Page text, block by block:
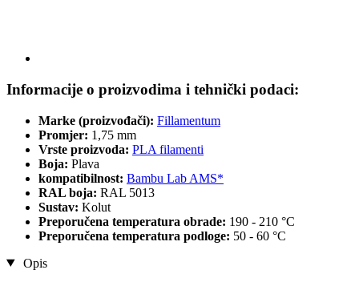
Informacije o proizvodima i tehnički podaci:
Marke (proizvođači): Fillamentum
Promjer: 1,75 mm
Vrste proizvoda: PLA filamenti
Boja: Plava
kompatibilnost: Bambu Lab AMS*
RAL boja: RAL 5013
Sustav: Kolut
Preporučena temperatura obrade: 190 - 210 °C
Preporučena temperatura podloge: 50 - 60 °C
Opis